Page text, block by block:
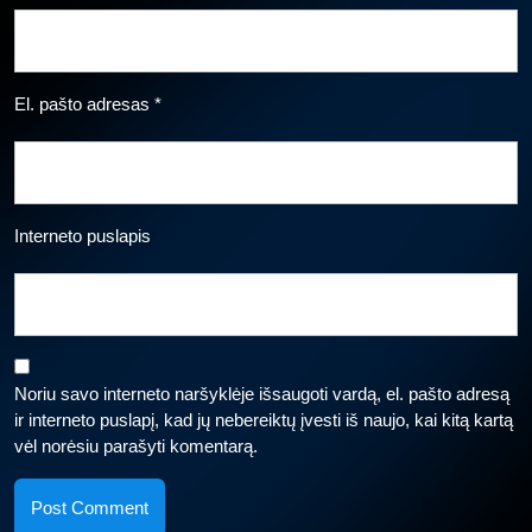
El. pašto adresas *
Interneto puslapis
Noriu savo interneto naršyklėje išsaugoti vardą, el. pašto adresą
ir interneto puslapį, kad jų nebereiktų įvesti iš naujo, kai kitą kartą
vėl norėsiu parašyti komentarą.